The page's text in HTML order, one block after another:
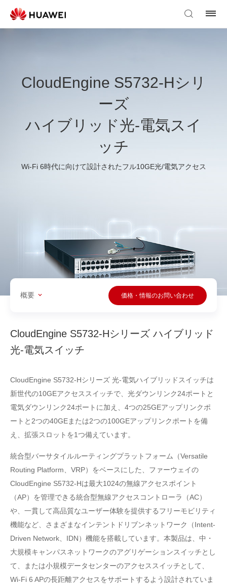
CloudEngine S5732-Hシリ
ーズ
ハイブリッド光-電気スイ
ッチ
Wi-Fi 6時代に向けて設計されたフル10GE光/電気アクセス
概要 価格・情報のお問い合わせ
CloudEngine S5732-Hシリーズ ハイブリッド
光-電気スイッチ
CloudEngine S5732-Hシリーズ 光-電気ハイブリッドスイッチは
新世代の10GEアクセススイッチで、光ダウンリンク24ポートと
電気ダウンリンク24ポートに加え、4つの25GEアップリンクポ
ートと2つの40GEまたは2つの100GEアップリンクポートを備
え、拡張スロットを1つ備えています。
統合型バーサタイルルーティングプラットフォーム（Versatile
Routing Platform、VRP）をベースにした、ファーウェイの
CloudEngine S5732-Hは最大1024の無線アクセスポイント
（AP）を管理できる統合型無線アクセスコントローラ（AC）
や、一貫して高品質なユーザー体験を提供するフリーモビリティ
機能など、さまざまなインテントドリブンネットワーク（Intent-
Driven Network、IDN）機能を搭載しています。本製品は、中・
大規模キャンパスネットワークのアグリゲーションスイッチとし
て、または小規模データセンターのアクセススイッチとして、
Wi-Fi 6 APの長距離アクセスをサポートするよう設計されていま